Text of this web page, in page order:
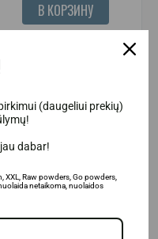
В КОРЗИНУ
(daugeliui prekių)
dabar!
Raw powders, Go powders,
netaikoma, nuolaidos